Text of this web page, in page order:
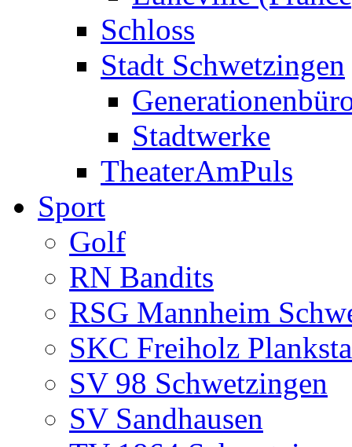
Schloss
Stadt Schwetzingen
Stadtwerke
TheaterAmPuls
Sport
Golf
RN Bandits
RSG Mannheim
SKC Freiholz
SV 98 Schwetzingen
SV Sandhausen